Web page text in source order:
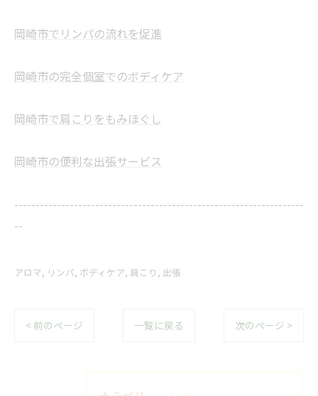
岡崎市でリンパの流れを促進
岡崎市の完全個室でのボディケア
岡崎市で肩こりをもみほぐし
岡崎市の便利な出張サービス
--------------------------------------------------------------------
--
アロマ リンパ ボディケア 肩こり 出張
< 前のページ 一覧に戻る 次のページ >